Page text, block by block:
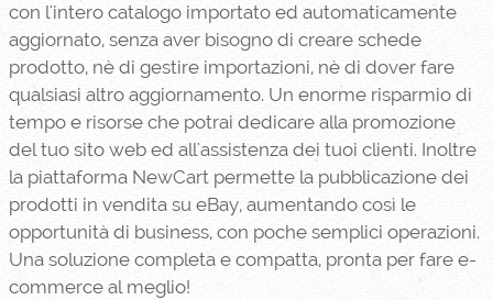
con l'intero catalogo importato ed automaticamente
aggiornato, senza aver bisogno di creare schede
prodotto, nè di gestire importazioni, nè di dover fare
qualsiasi altro aggiornamento. Un enorme risparmio di
tempo e risorse che potrai dedicare alla promozione
del tuo sito web ed all'assistenza dei tuoi clienti. Inoltre
la piattaforma NewCart permette la pubblicazione dei
prodotti in vendita su eBay, aumentando così le
opportunità di business, con poche semplici operazioni.
Una soluzione completa e compatta, pronta per fare e-
commerce al meglio!